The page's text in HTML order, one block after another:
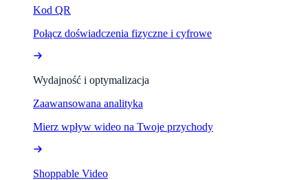
Kod QR
Połącz doświadczenia fizyczne i cyfrowe
Wydajność i optymalizacja
Zaawansowana analityka
Mierz wpływ wideo na Twoje przychody
Shoppable Video